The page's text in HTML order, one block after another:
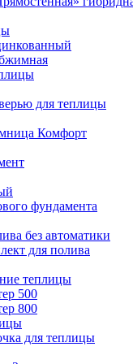
для теплицы
Комфорт
фундамента
без автоматики
для полива
теплицы
500
800
для теплицы